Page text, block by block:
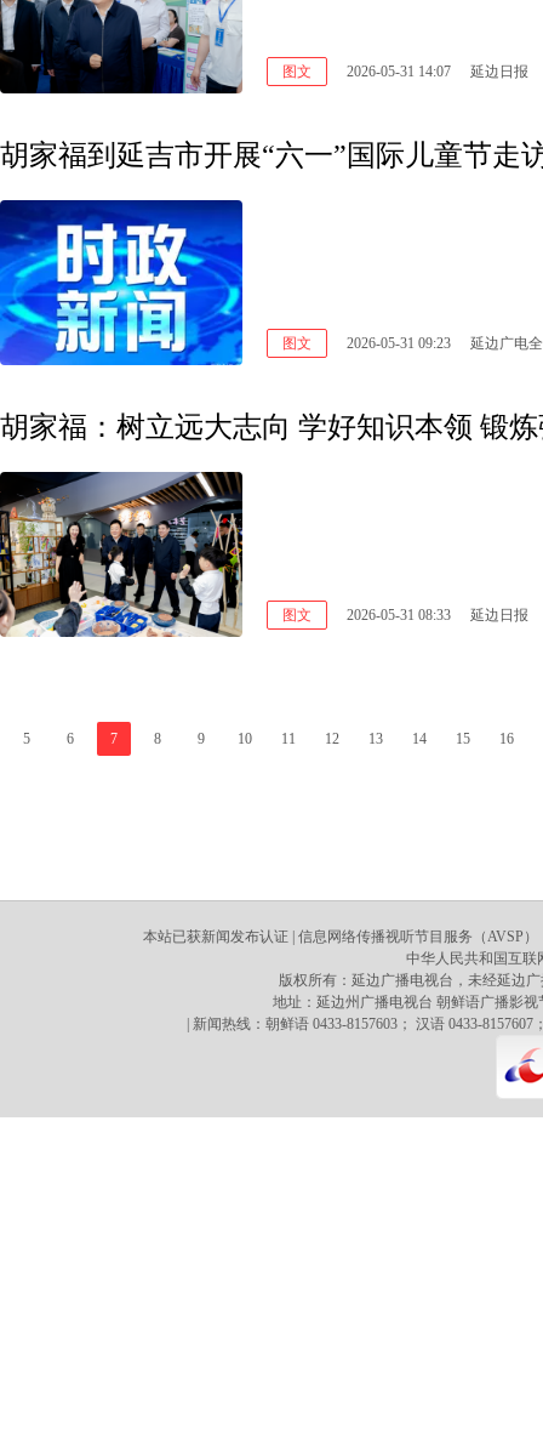
图文 2026-05-31 14:07 延边日报
图文 2026-05-31 09:23 延边广电
胡家福：树立远大志向 学好知识本领 锻
图文 2026-05-31 08:33 延边日报
5 6 7 8 9 10 11 12 13 14 15 16
本站已获新闻发布认证 | 信息网络传播视听节目服务（AVSP）
中华人民共和国互联
版权所有：延边广播电视台，未经延边
地址：延边州广播电视台 朝鲜语广播影视
| 新闻热线：朝鲜语 0433-8157603； 汉语 0433-